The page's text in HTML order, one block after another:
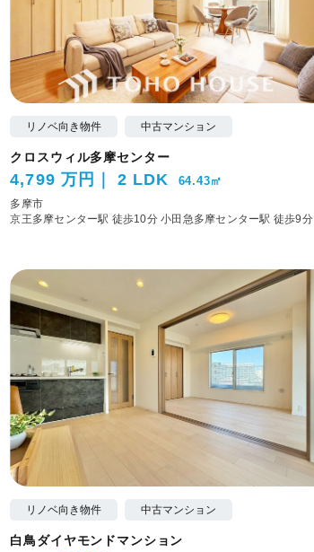
リノベ向き物件 中古マンション
クロスウィル多摩センター
4,799 万円 2 LDK 64.43㎡
多摩市
京王多摩センター駅 徒歩10分小田急多摩センター駅 徒歩9分
リノベ向き物件 中古マンション
白鳥ダイヤモンドマンション